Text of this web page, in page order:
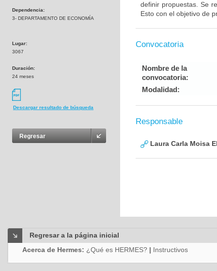
Dependencia:
3- DEPARTAMENTO DE ECONOMÍA
Lugar:
3067
Duración:
24 meses
Descargar resultado de búsqueda
Regresar
definir propuestas. Se
Esto con el objetivo de
Convocatoria
Nombre de la
convocatoria:
Modalidad:
Responsable
Laura Carla Moisa
Regresar a la página inicial
Acerca de Hermes: ¿Qué es HERMES? | Instructivos